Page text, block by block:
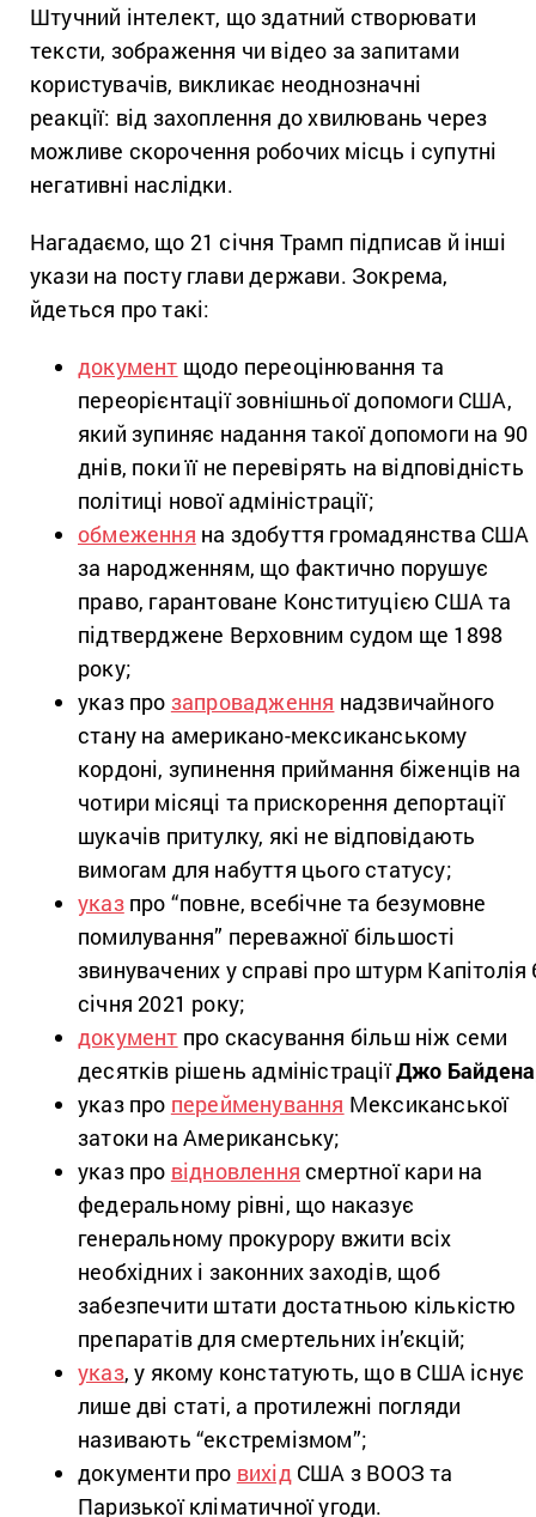
Штучний інтелект, що здатний створювати
тексти, зображення чи відео за запитами
користувачів, викликає неоднозначні
реакції: від захоплення до хвилювань через
можливе скорочення робочих місць і супутні
негативні наслідки.
Нагадаємо, що 21 січня Трамп підписав й інші
укази на посту глави держави. Зокрема,
йдеться про такі:
документ щодо переоцінювання та
переорієнтації зовнішньої допомоги США,
який зупиняє надання такої допомоги на 90
днів, поки її не перевірять на відповідність
політиці нової адміністрації;
обмеження на здобуття громадянства США
за народженням, що фактично порушує
право, гарантоване Конституцією США та
підтверджене Верховним судом ще 1898
року;
указ про запровадження надзвичайного
стану на американо-мексиканському
кордоні, зупинення приймання біженців на
чотири місяці та прискорення депортації
шукачів притулку, які не відповідають
вимогам для набуття цього статусу;
указпро “повне, всебічне та безумовне
помилування” переважної більшості
звинувачених у справі про штурм Капітолія
січня 2021 року;
документ про скасування більш ніж семи
десятків рішень адміністраціїДжо Байдена
указ про перейменування Мексиканської
затоки на Американську;
указ про відновлення смертної кари на
федеральному рівні, що наказує
генеральному прокурору вжити всіх
необхідних і законних заходів, щоб
забезпечити штати достатньою кількістю
препаратів для смертельних ін’єкцій;
указ, у якому констатують, що в США існує
лише дві статі, а протилежні погляди
називають “екстремізмом”;
документи про вихідСША з ВООЗ та
Паризької кліматичної угоди.